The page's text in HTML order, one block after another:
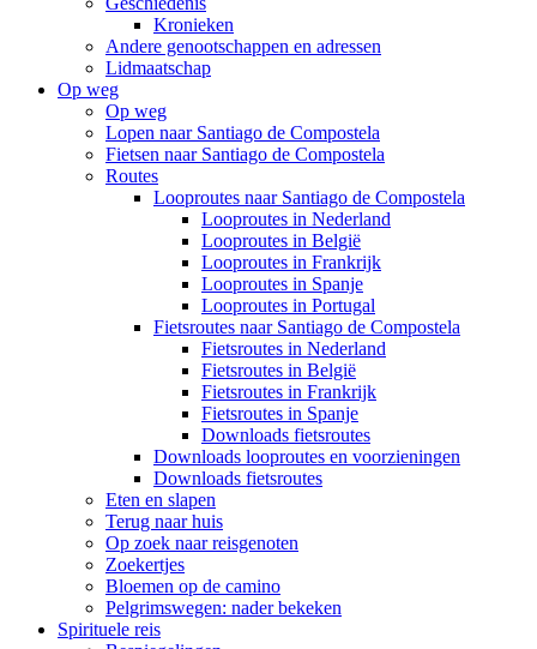
Kronieken
Andere genootschappen en adressen
Lidmaatschap
Op weg
Op weg
Lopen naar Santiago de Compostela
Fietsen naar Santiago de Compostela
Routes
Looproutes naar Santiago de Compostela
Looproutes in Nederland
Looproutes in België
Looproutes in Frankrijk
Looproutes in Spanje
Looproutes in Portugal
Fietsroutes naar Santiago de Compostela
Fietsroutes in Nederland
Fietsroutes in België
Fietsroutes in Frankrijk
Fietsroutes in Spanje
Downloads fietsroutes
Downloads looproutes en voorzieningen
Downloads fietsroutes
Eten en slapen
Terug naar huis
Op zoek naar reisgenoten
Zoekertjes
Bloemen op de camino
Pelgrimswegen: nader bekeken
Spirituele reis